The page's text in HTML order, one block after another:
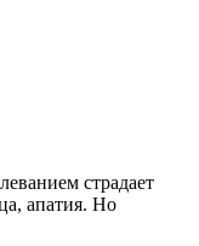
страдает
апатия. Но